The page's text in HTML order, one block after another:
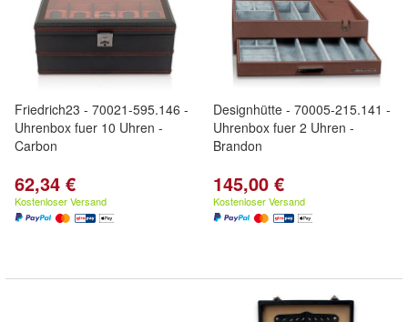
Friedrich23 - 70021-595.146 -
Uhrenbox fuer 10 Uhren -
Carbon
62,34 €
Kostenloser Versand
Designhütte - 70005-215.141 -
Uhrenbox fuer 2 Uhren -
Brandon
145,00 €
Kostenloser Versand